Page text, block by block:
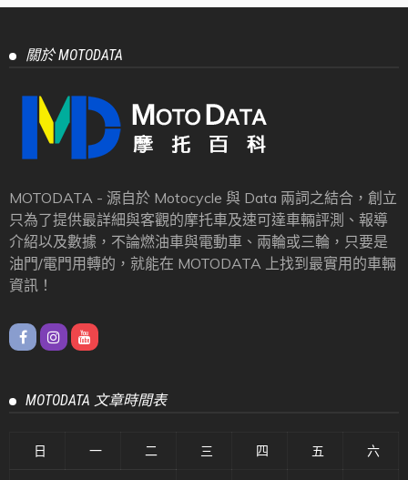
新街旅車 SV-7GX 正式在台發表！前一百名入主 NT$
【現場採訪】十年的全方位進化！SYM 三陽 2026
JET SL / SL+ 雙排氣量三版本正式發表！最低 10.3
【現場採訪】aprilia / MOTO GUZZI 插旗南高雄！
「小米二輪」歐系 3S 形象店升級後再度開幕！
Rick 2026 年 7 月 4 日